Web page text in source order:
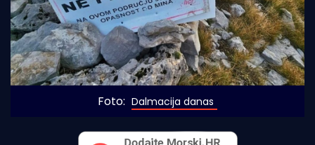
Foto: Dalmacija danas